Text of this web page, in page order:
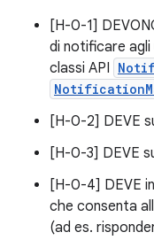
[H-0-1]
di notificare
classi API
[H-0-2] DEVE
[H-0-3] DEVE
[H-0-4] DEVE
che consenta
(ad es.